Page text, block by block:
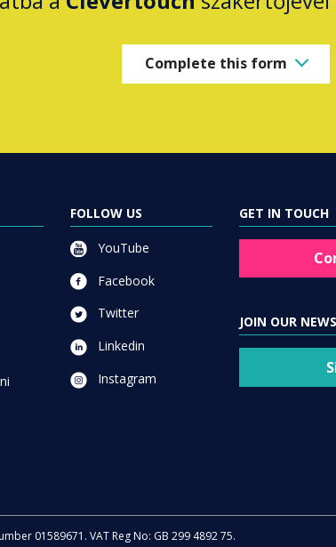
Complete this form
FOLLOW US
YouTube
Facebook
Twitter
Linkedin
Instagram
GET IN TOUCH
JOIN OUR
01589671. VAT Reg No: GB 299 4892 75.